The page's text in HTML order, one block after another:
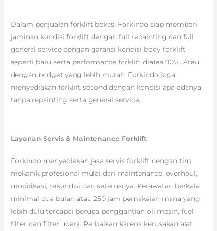
Dalam penjualan forklift bekas, Forkindo siap memberi
jaminan kondisi forklift dengan full repainting dan full
general service dengan garansi kondisi body forklift
seperti baru serta performance forklift diatas 90%. Atau
dengan budget yang lebih murah, Forkindo juga
menyediakan forklift second dengan kondisi apa adanya
tanpa repainting serta general service.
Layanan Servis & Maintenance Forklift
Forkindo menyediakan jasa servis forklift dengan tim
mekanik profesional mulai dari maintenance, overhoul,
modifikasi, rekondisi dan seterusnya. Perawatan berkala
minimal dua bulan atau 250 jam pemakaian mana yang
lebih dulu tercapai berupa penggantian oli mesin, fuel
filter dan filter udara. Perbaikan karena kerusakan alat